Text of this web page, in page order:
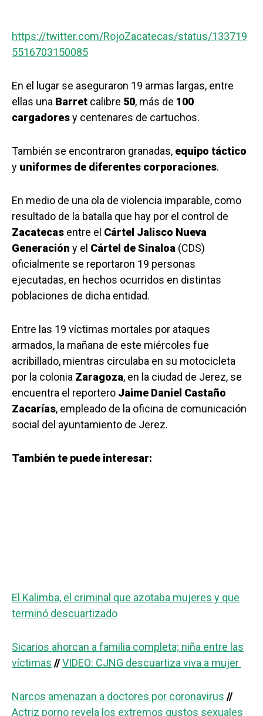
https://twitter.com/RojoZacatecas/status/133719
5516703150085
En el lugar se aseguraron 19 armas largas, entre
ellas una Barret calibre 50, más de 100
cargadoresy centenares de cartuchos.
También se encontraron granadas, equipo táctico
y uniformes de diferentes corporaciones.
En medio de una ola de violencia imparable, como
resultado de la batalla que hay por el control de
Zacatecas entre el Cártel Jalisco Nueva
Generación y el Cártel de Sinaloa (CDS)
oficialmente se reportaron 19 personas
ejecutadas, en hechos ocurridos en distintas
poblaciones de dicha entidad.
Entre las 19 víctimas mortales por ataques
armados, la mañana de este miércoles fue
acribillado, mientras circulaba en su motocicleta
por la colonia Zaragoza, en la ciudad de Jerez, se
encuentra el reportero Jaime Daniel Castaño
Zacarías, empleado de la oficina de comunicación
social del ayuntamiento de Jerez.
También te puede interesar:
El Kalimba, el criminal que azotaba mujeres y que
terminó descuartizado
Sicarios ahorcan a familia completa; niña entre las
víctimas //VIDEO: CJNG descuartiza viva a mujer
Narcos amenazan a doctores por coronavirus //
Actriz porno revela los extremos gustos sexuales